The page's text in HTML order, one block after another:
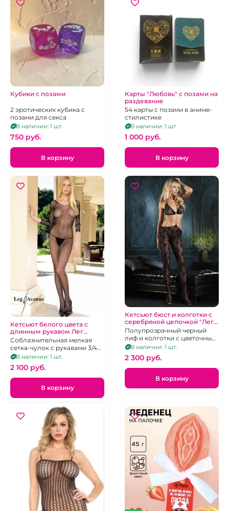
Кубики с позами
2 эротических кубика с
позами для секса
В наличии: 1 шт.
750 pуб.
В корзину
Карты "Любовь" с позами на
раздевание
54 карты с позами в аниме-
стилистике
В наличии: 1 шт.
1 000 pуб.
В корзину
Кетсьют белого цвета с
длинным рукавом Лег
Авеню
Соблазнительная мелкая
сетка-чулок с рукавами 3/4
на все тело и доступом
В наличии: 1 шт.
2 100 pуб.
В корзину
Кетсьют бюст и колготки с
серебряной цепочкой "Лег
Авеню"
Полупрозрачный черный
лиф и колготки с цветочным
ажуром, соединенные O-
Ring цепью
В наличии: 1 шт.
2 300 pуб.
В корзину